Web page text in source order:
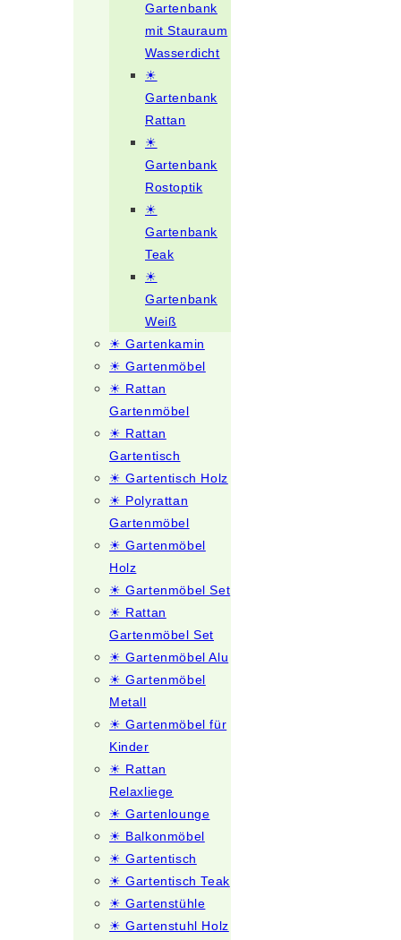
Gartenbank
mit Stauraum
Wasserdicht
☀
Gartenbank
Rattan
☀
Gartenbank
Rostoptik
☀
Gartenbank
Teak
☀
Gartenbank
Weiß
☀ Gartenkamin
☀ Gartenmöbel
☀ Rattan
Gartenmöbel
☀ Rattan
Gartentisch
☀ Gartentisch Holz
☀ Polyrattan
Gartenmöbel
☀ Gartenmöbel
Holz
☀ Gartenmöbel Set
☀ Rattan
Gartenmöbel Set
☀ Gartenmöbel Alu
☀ Gartenmöbel
Metall
☀ Gartenmöbel für
Kinder
☀ Rattan
Relaxliege
☀ Gartenlounge
☀ Balkonmöbel
☀ Gartentisch
☀ Gartentisch Teak
☀ Gartenstühle
☀ Gartenstuhl Holz